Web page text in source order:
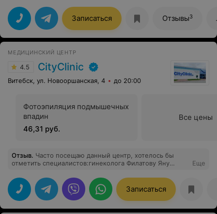
Рекомендую!
Записаться Отзывы3
МЕДИЦИНСКИЙ ЦЕНТР
4.5 CityClinic
Витебск, ул. Новооршанская, 4 до 20:00
Фотоэпиляция подмышечных
впадин
46,31 руб.
Все цены
Отзыв. Часто посещаю данный центр, хотелось бы
отметить специалистов:гинеколога Филатову Яну
Олеговича. Внимательное отношение к пациентам,
аккуратный осмотр, все объяснят и успокоят. Очень
рекомендую, СПЕЦИАЛИСТЫ с большой буквы.
Еще
Записаться